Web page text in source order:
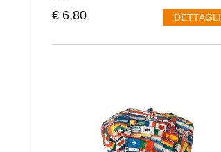
€ 6,80 DETTAGLI